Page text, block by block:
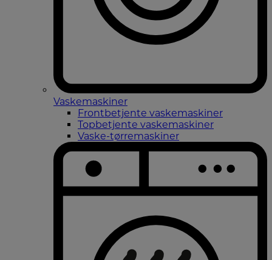
Vaskemaskiner
Frontbetjente vaskemaskiner
Topbetjente vaskemaskiner
Vaske-tørremaskiner